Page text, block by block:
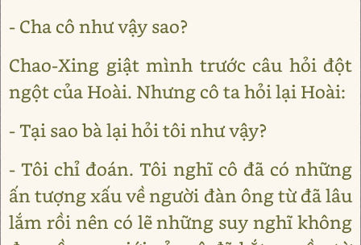
- Cha cô như vậy sao?
Chao-Xing giật mình trước câu hỏi đột
ngột của Hoài. Nhưng cô ta hỏi lại Hoài:
- Tại sao bà lại hỏi tôi như vậy?
- Tôi chỉ đoán. Tôi nghĩ cô đã có những
ấn tượng xấu về người đàn ông từ đã lâu
lắm rồi nên có lẽ những suy nghĩ không